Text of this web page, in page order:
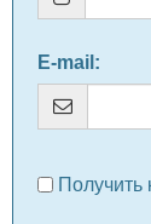
E-mail :
Получить